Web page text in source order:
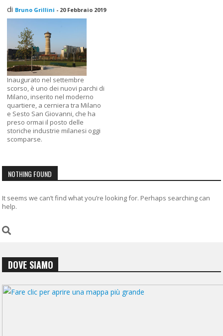
di Bruno Grillini - 20 Febbraio 2019
Inaugurato nel settembre
scorso, è uno dei nuovi parchi di
Milano, inserito nel moderno
quartiere, a cerniera tra Milano
e Sesto San Giovanni, che ha
preso ormai il posto delle
storiche industrie milanesi oggi
scomparse.
NOTHING FOUND
It seems we can’t find what you’re looking for. Perhaps searching can
help.
DOVE SIAMO